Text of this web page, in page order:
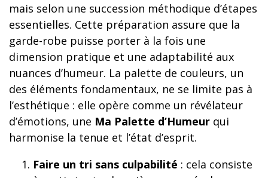
mais selon une succession méthodique d’étapes
essentielles. Cette préparation assure que la
garde-robe puisse porter à la fois une
dimension pratique et une adaptabilité aux
nuances d’humeur. La palette de couleurs, un
des éléments fondamentaux, ne se limite pas à
l’esthétique : elle opère comme un révélateur
d’émotions, une Ma Palette d’Humeur qui
harmonise la tenue et l’état d’esprit.
Faire un tri sans culpabilité : cela consiste